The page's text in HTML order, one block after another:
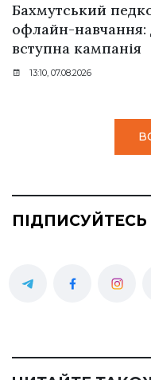
Бахмутський
офлайн-навчання:
вступна кампанія
13:10, 07.08.2026
ПІДПИСУЙТЕСЬ